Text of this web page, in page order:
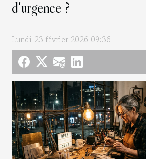
d'urgence ?
Lundi 23 février 2026 09:36